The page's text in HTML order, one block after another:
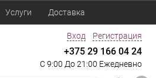
Услуги Доставка
Вход Регистрация
+375 29 166 04 24
С 9:00 До 21:00 Ежедневно